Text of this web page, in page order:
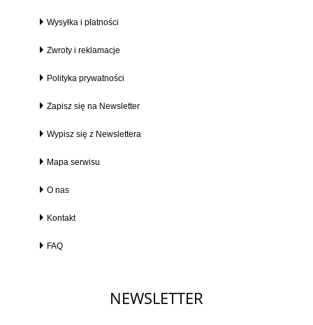
Wysyłka i płatności
Zwroty i reklamacje
Polityka prywatności
Zapisz się na Newsletter
Wypisz się z Newslettera
Mapa serwisu
O nas
Kontakt
FAQ
NEWSLETTER